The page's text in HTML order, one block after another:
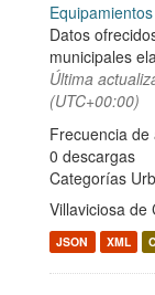
Datos
municipales
Última
(UTC+00:00)
Frecuencia de
0 descargas
Categorías
Villaviciosa de
JSON XML